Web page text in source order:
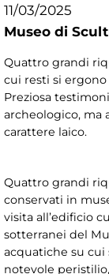
11/03/2025
Museo di
Quattro grandi
cui resti si
Preziosa
archeologico, ma
carattere laico.
Quattro grandi
conservati in
visita all’edificio
sotterranei del
acquatiche su
notevole